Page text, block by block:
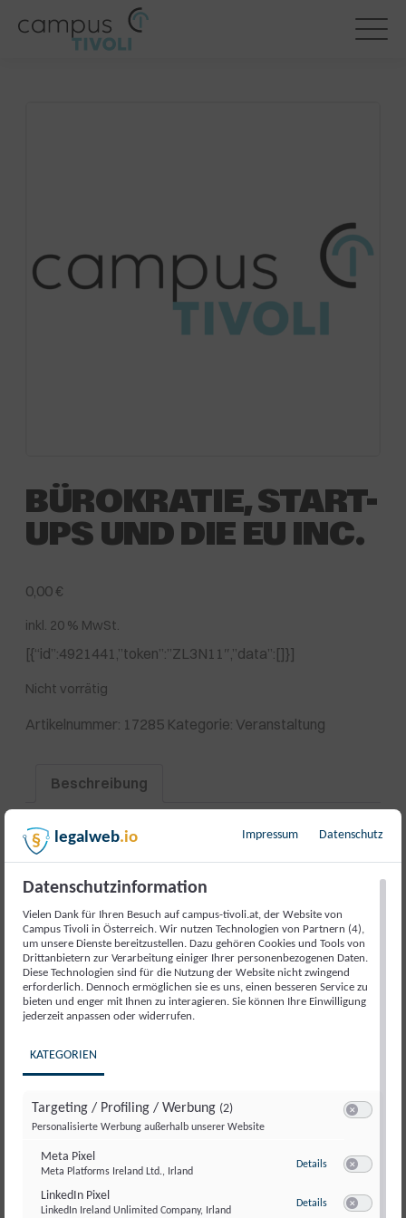
BÜROKRATIE, START-
UPS UND DIE EU INC.
0,00€
inkl. 20 % MwSt.
[{“id”:4921441,”token”:”ZL3N11″,”data”:[]}]
Nicht vorrätig
Artikelnummer: 17285 Kategorie: Veranstaltung
Beschreibung
Beschreibung
Die europäische Start-up-Landschaft kämpft seit
Jahren mit überbordender Bürokratie, zersplitterten
Märkten und regulatorischer Trägheit. Während in den
USA oder Asien junge Unternehmen rasch skalieren,
bleibt in Europa oft der Papierstapel höher als das
Wachstumspotenzial.
besetzten Diskussion, wie Deregulierung, gemeinsame
europäische Lösungen und ein neues Gründer-Mindset
Europa wieder zum Gründungszentrum machen können.
Park, Bundesminister a. D.) erwartet ihr ein spannendes
Politik, Venture Capital und dem Start-up-Ökosystem.
legalweb.io Impressum Datenschutz
Datenschutzinformation
Vielen Dank für Ihren Besuch auf campus-tivoli.at, der Website von
Campus Tivoli in Österreich. Wir nutzen Technologien von Partnern (4),
um unsere Dienste bereitzustellen. Dazu gehören Cookies und Tools von
Drittanbietern zur Verarbeitung einiger Ihrer personenbezogenen Daten.
Diese Technologien sind für die Nutzung der Website nicht zwingend
erforderlich. Dennoch ermöglichen sie es uns, einen besseren Service zu
bieten und enger mit Ihnen zu interagieren. Sie können Ihre Einwilligung
jederzeit anpassen oder widerrufen.
KATEGORIEN
Targeting / Profiling / Werbung (2)
Personalisierte Werbung außerhalb unserer Website
Meta Pixel
Meta Platforms Ireland Ltd., Irland
Details zu Meta Pixel
LinkedIn Pixel
LinkedIn Ireland Unlimited Company, Irland
Details zu LinkedIn Pixel